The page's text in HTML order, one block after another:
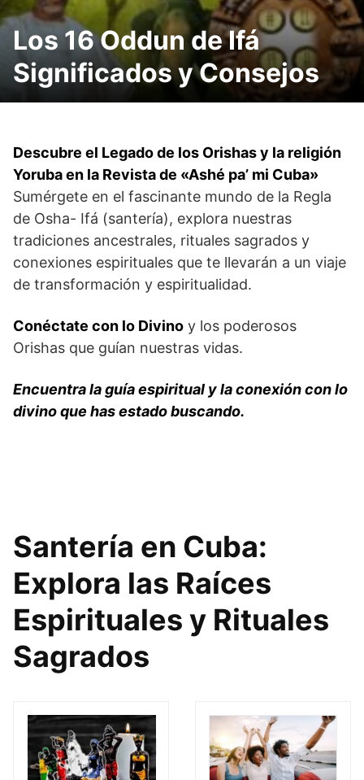
Los 16 Oddun de Ifá
Significados y Consejos
Descubre el Legado de los Orishas y la religión
Yoruba en la Revista de «Ashé pa’ mi Cuba»
Sumérgete en el fascinante mundo de la Regla
de Osha- Ifá (santería), explora nuestras
tradiciones ancestrales, rituales sagrados y
conexiones espirituales que te llevarán a un viaje
de transformación y espiritualidad.
Conéctate con lo Divino y los poderosos
Orishas que guían nuestras vidas.
Encuentra la guía espiritual y la conexión con lo
divino que has estado buscando.
Santería en Cuba:
Explora las Raíces
Espirituales y Rituales
Sagrados